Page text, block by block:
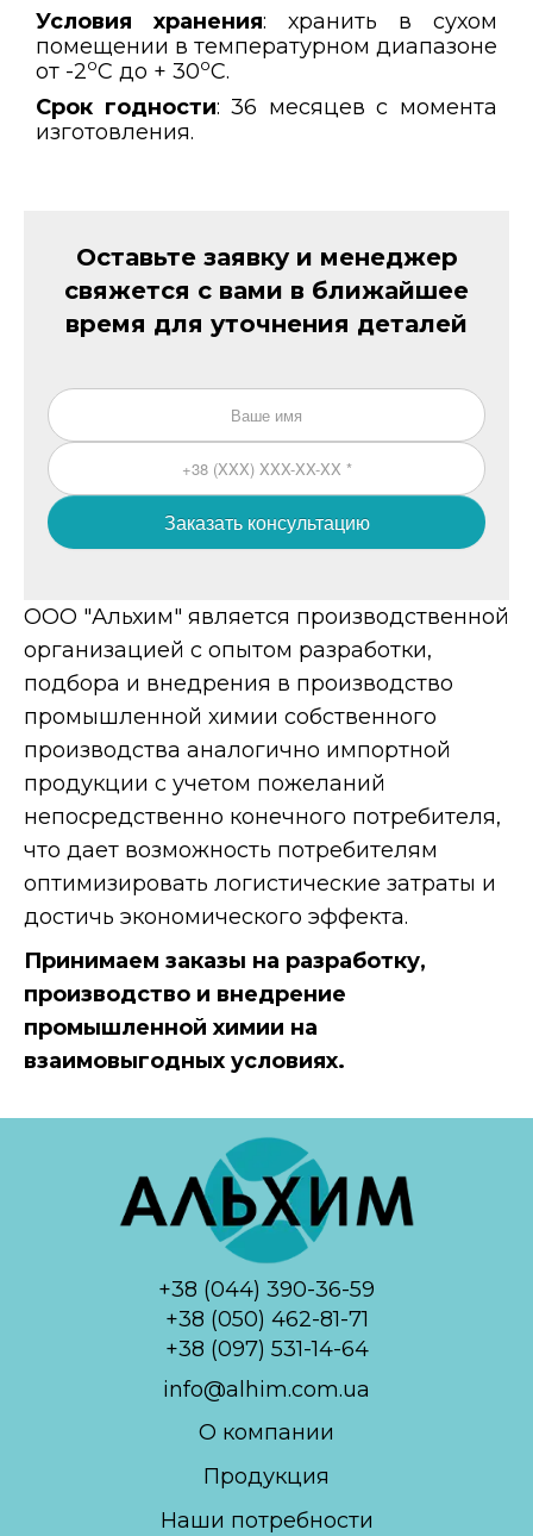
Условия хранения: хранить в сухом
помещении в температурном диапазоне
от -2оС до + 30оС.
Срок годности: 36 месяцев с момента
изготовления.
Оставьте заявку и менеджер
свяжется с вами в ближайшее
время для уточнения деталей
Заказать консультацию
ООО "Альхим" является производственной
организацией с опытом разработки,
подбора и внедрения в производство
промышленной химии собственного
производства аналогично импортной
продукции с учетом пожеланий
непосредственно конечного потребителя,
что дает возможность потребителям
оптимизировать логистические затраты и
достичь экономического эффекта.
Принимаем заказы на разработку,
производство и внедрение
промышленной химии на
взаимовыгодных условиях.
+38 (044) 390-36-59
+38 (050) 462-81-71
+38 (097) 531-14-64
info@alhim.com.ua
О компании
Продукция
Наши потребности